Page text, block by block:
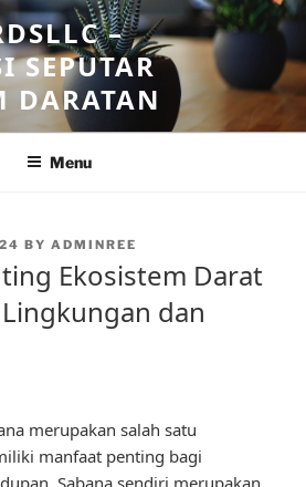
–
SEPUTAR
DARATAN
Menu
BY ADMINREE
Ekosistem Darat
dan
merupakan salah satu
manfaat penting bagi